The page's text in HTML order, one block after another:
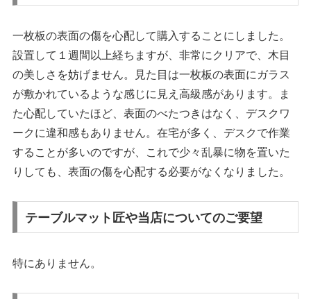
一枚板の表面の傷を心配して購入することにしました。
設置して１週間以上経ちますが、非常にクリアで、木目
の美しさを妨げません。見た目は一枚板の表面にガラス
が敷かれているような感じに見え高級感があります。ま
た心配していたほど、表面のべたつきはなく、デスクワ
ークに違和感もありません。在宅が多く、デスクで作業
することが多いのですが、これで少々乱暴に物を置いた
りしても、表面の傷を心配する必要がなくなりました。
テーブルマット匠や当店についてのご要望
特にありません。